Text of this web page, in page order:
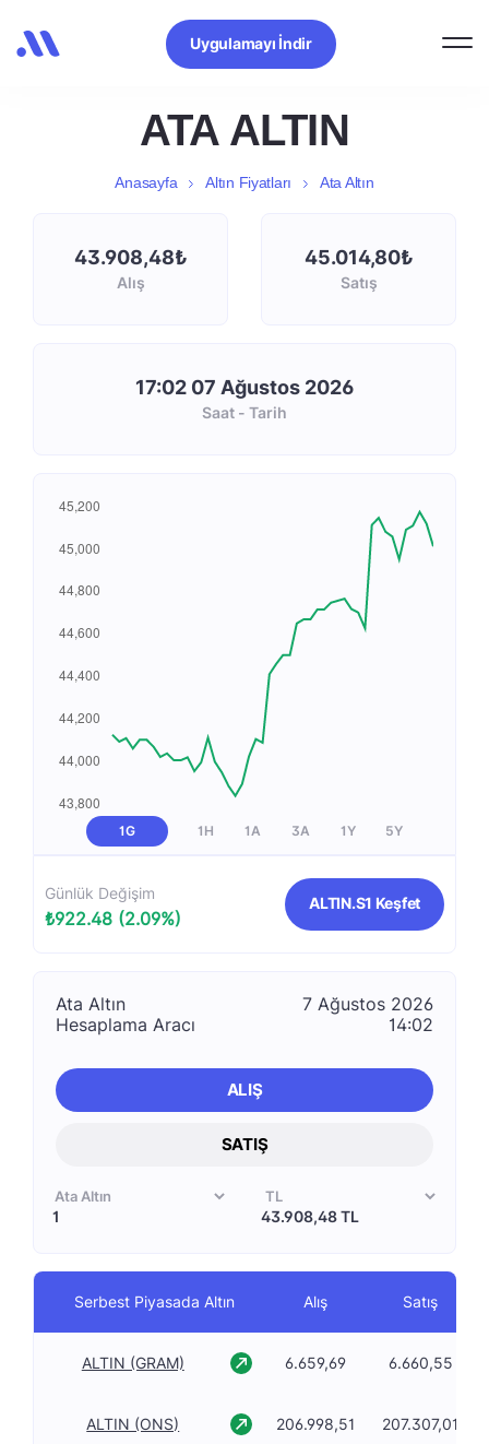
Uygulamayı İndir
ATA ALTIN
Anasayfa Altın Fiyatları Ata Altın
43.908,48₺
Alış
45.014,80₺
Satış
17:02 07 Ağustos 2026
Saat - Tarih
1G 1H 1A 3A 1Y 5Y
Günlük Değişim
₺922.48 (2.09%)
ALTIN.S1 Keşfet
Ata Altın
Hesaplama Aracı
7 Ağustos 2026
14:02
ALIŞ
SATIŞ
43.908,48 TL
Serbest Piyasada Altın Alış Satış
ALTIN (GRAM) 6.659,69 6.660,55
ALTIN (ONS) 206.998,51 207.307,01